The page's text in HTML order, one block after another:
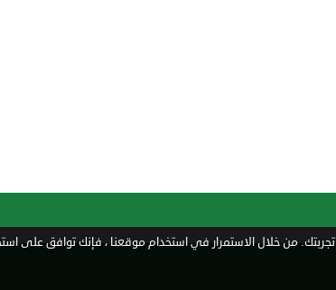
من خلال الاستمرار في استخدام موقعنا ، فإنك توافق على